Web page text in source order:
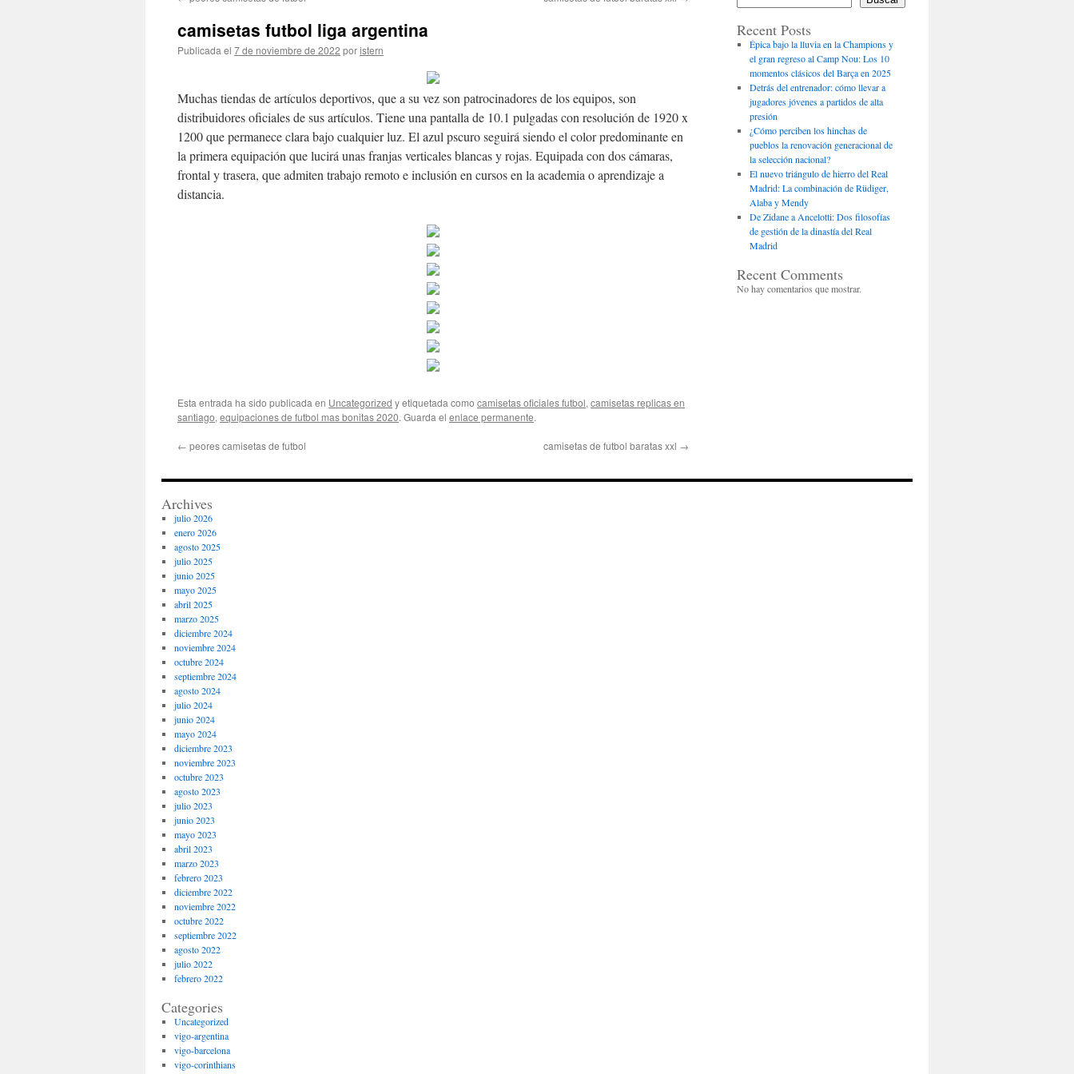
contenido
camisetas futbol liga argentina
Publicada el 7 de noviembre de 2022 poristern
Muchas tiendas de artículos deportivos, que a su vez son patrocinadores de los equipos, son
distribuidores oficiales de sus artículos. Tiene una pantalla de 10.1 pulgadas con resolución de 1920 x
1200 que permanece clara bajo cualquier luz. El azul pscuro seguirá siendo el color predominante en
la primera equipación que lucirá unas franjas verticales blancas y rojas. Equipada con dos cámaras,
frontal y trasera, que admiten trabajo remoto e inclusión en cursos en la academia o aprendizaje a
distancia.
Esta entrada ha sido publicada en Uncategorized y etiquetada como camisetas oficiales futbol, camisetas replicas en
santiago, equipaciones de futbol mas bonitas 2020. Guarda el enlace permanente.
← peores camisetas de futbol camisetas de futbol baratas xxl →
Recent Posts
Épica bajo la lluvia en la Champions y
el gran regreso al Camp Nou: Los 10
momentos clásicos del Barça en 2025
Detrás del entrenador: cómo llevar a
jugadores jóvenes a partidos de alta
presión
¿Cómo perciben los hinchas de
pueblos la renovación generacional de
la selección nacional?
El nuevo triángulo de hierro del Real
Madrid: La combinación de Rüdiger,
Alaba y Mendy
De Zidane a Ancelotti: Dos filosofías
de gestión de la dinastía del Real
Madrid
Recent Comments
No hay comentarios que mostrar.
Archives
julio 2026
enero 2026
agosto 2025
julio 2025
junio 2025
mayo 2025
abril 2025
marzo 2025
diciembre 2024
noviembre 2024
octubre 2024
septiembre 2024
agosto 2024
julio 2024
junio 2024
mayo 2024
diciembre 2023
noviembre 2023
octubre 2023
agosto 2023
julio 2023
junio 2023
mayo 2023
abril 2023
marzo 2023
febrero 2023
diciembre 2022
noviembre 2022
octubre 2022
septiembre 2022
agosto 2022
julio 2022
febrero 2022
Categories
Uncategorized
vigo-argentina
vigo-barcelona
vigo-corinthians